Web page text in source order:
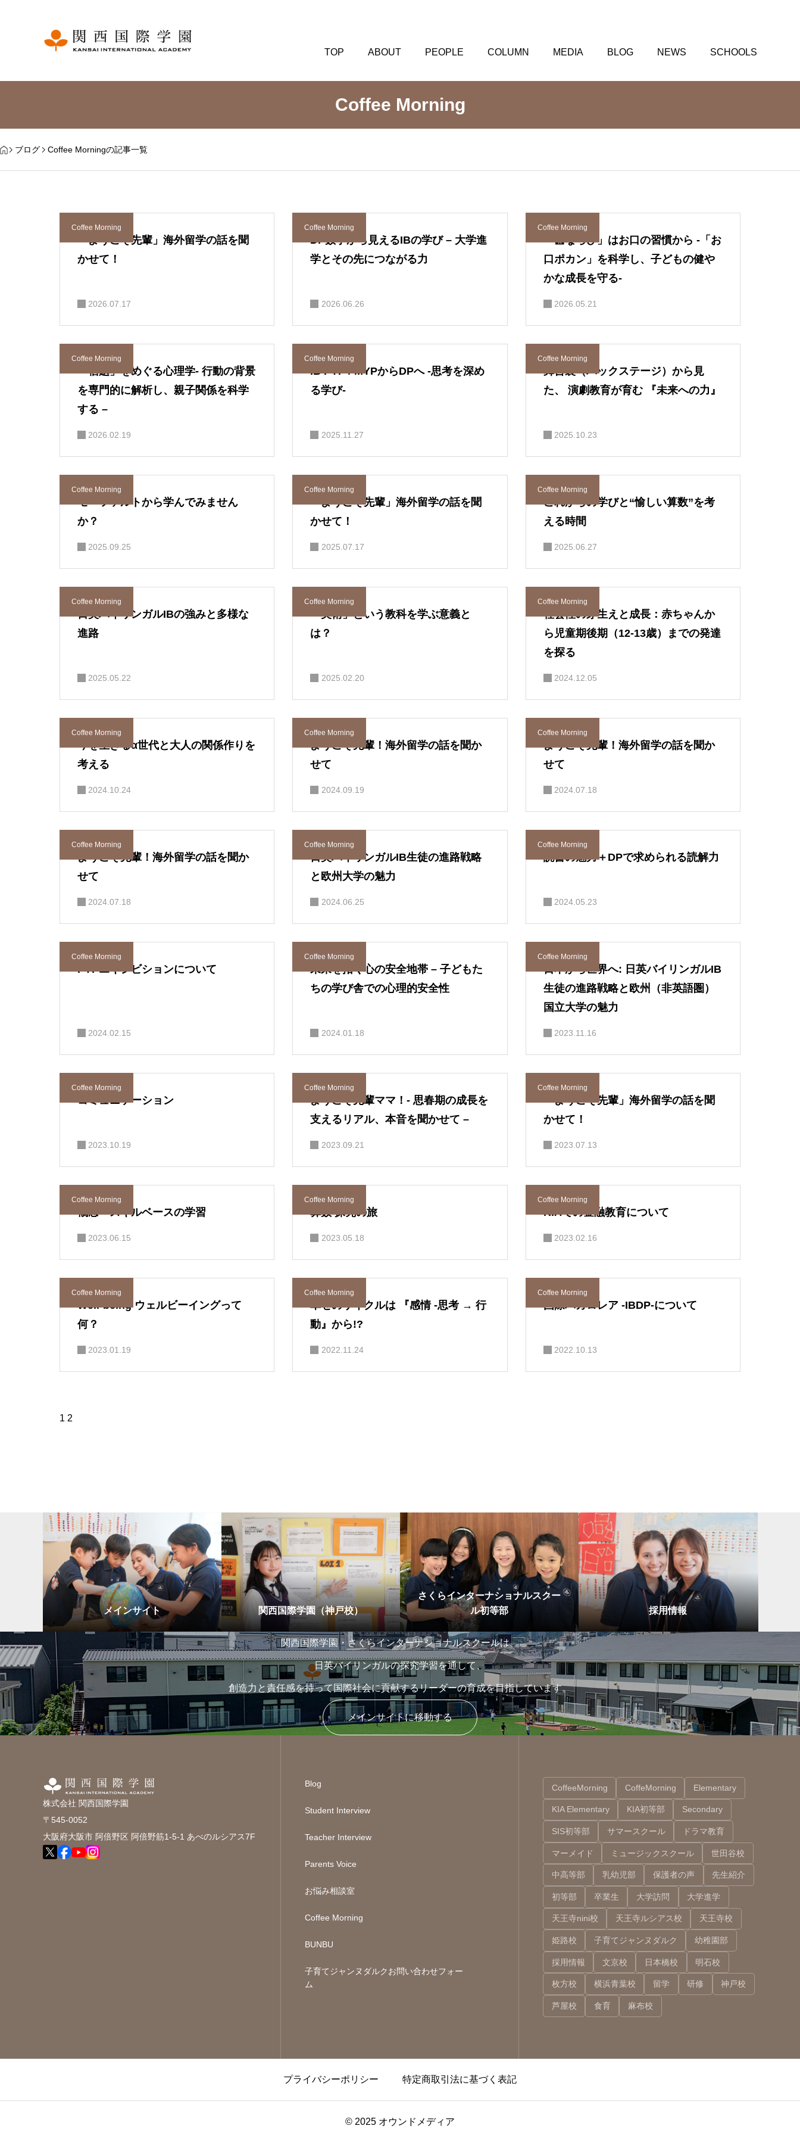
TOP ABOUT PEOPLE COLUMN MEDIA BLOG NEWS SCHOOLS
Coffee Morning
ブログ Coffee Morningの記事一覧
Coffee Morning
「ようこそ先輩」海外留学の話を聞
かせて！
2026.07.17
Coffee Morning
DP数学から見えるIBの学び – 大学進
学とその先につながる力
2026.06.26
Coffee Morning
「歯ならび」はお口の習慣から -「お
口ポカン」を科学し、子どもの健や
かな成長を守る-
2026.05.21
Coffee Morning
「宿題」をめぐる心理学- 行動の背景
を専門的に解析し、親子関係を科学
する –
2026.02.19
Coffee Morning
IB PYP / MYPからDPへ -思考を深め
る学び-
2025.11.27
Coffee Morning
舞台裏（バックステージ）から見
た、 演劇教育が育む 『未来への力』
2025.10.23
Coffee Morning
モーツァルトから学んでみません
か？
2025.09.25
Coffee Morning
「ようこそ先輩」海外留学の話を聞
かせて！
2025.07.17
Coffee Morning
これからの学びと“愉しい算数”を考
える時間
2025.06.27
Coffee Morning
日英バイリンガルIBの強みと多様な
進路
2025.05.22
Coffee Morning
「美術」という教科を学ぶ意義と
は？
2025.02.20
Coffee Morning
社会性の芽生えと成長：赤ちゃんか
ら児童期後期（12-13歳）までの発達
を探る
2024.12.05
Coffee Morning
今を生きるα世代と大人の関係作りを
考える
2024.10.24
Coffee Morning
ようこそ先輩！海外留学の話を聞か
せて
2024.09.19
Coffee Morning
ようこそ先輩！海外留学の話を聞か
せて
2024.07.18
Coffee Morning
ようこそ先輩！海外留学の話を聞か
せて
2024.07.18
Coffee Morning
日英バイリンガルIB生徒の進路戦略
と欧州大学の魅力
2024.06.25
Coffee Morning
読書の魅力＋DPで求められる読解力
2024.05.23
Coffee Morning
PYPエキシビションについて
2024.02.15
Coffee Morning
未来を拓く心の安全地帯 – 子どもた
ちの学び舎での心理的安全性
2024.01.18
Coffee Morning
日本から世界へ: 日英バイリンガルIB
生徒の進路戦略と欧州（非英語圏）
国立大学の魅力
2023.11.16
Coffee Morning
コミュニケーション
2023.10.19
Coffee Morning
ようこそ先輩ママ！- 思春期の成長を
支えるリアル、本音を聞かせて –
2023.09.21
Coffee Morning
「ようこそ先輩」海外留学の話を聞
かせて！
2023.07.13
Coffee Morning
概念・スキルベースの学習
2023.06.15
Coffee Morning
算数 探究の旅
2023.05.18
Coffee Morning
KIAでの金融教育について
2023.02.16
Coffee Morning
Well-being ウェルビーイングって
何？
2023.01.19
Coffee Morning
幸せのサイクルは 『感情 -思考 → 行
動』から!?
2022.11.24
Coffee Morning
国際バカロレア -IBDP-について
2022.10.13
1 2
メインサイト 関西国際学園（神戸校）
さくらインターナショナルスクー
ル初等部
採用情報
関西国際学園・さくらインターナショナルスクールは、
日英バイリンガルの探究学習を通して、
創造力と責任感を持って国際社会に貢献するリーダーの育成を目指しています。
メインサイトに移動する
株式会社 関西国際学園
〒545-0052
大阪府大阪市 阿倍野区 阿倍野筋1-5-1 あべのルシアス7F
Blog
Student Interview
Teacher Interview
Parents Voice
お悩み相談室
Coffee Morning
BUNBU
子育てジャンヌダルクお問い合わせフォー
ム
CoffeeMorning CoffeMorning Elementary
KIA Elementary KIA初等部 Secondary
SIS初等部 サマースクール ドラマ教育
マーメイド ミュージックスクール 世田谷校
中高等部 乳幼児部 保護者の声 先生紹介
初等部 卒業生 大学訪問 大学進学
天王寺nini校 天王寺ルシアス校 天王寺校
姫路校 子育てジャンヌダルク 幼稚園部
採用情報 文京校 日本橋校 明石校
枚方校 横浜青葉校 留学 研修 神戸校
芦屋校 食育 麻布校
プライバシーポリシー 特定商取引法に基づく表記
© 2025 オウンドメディア